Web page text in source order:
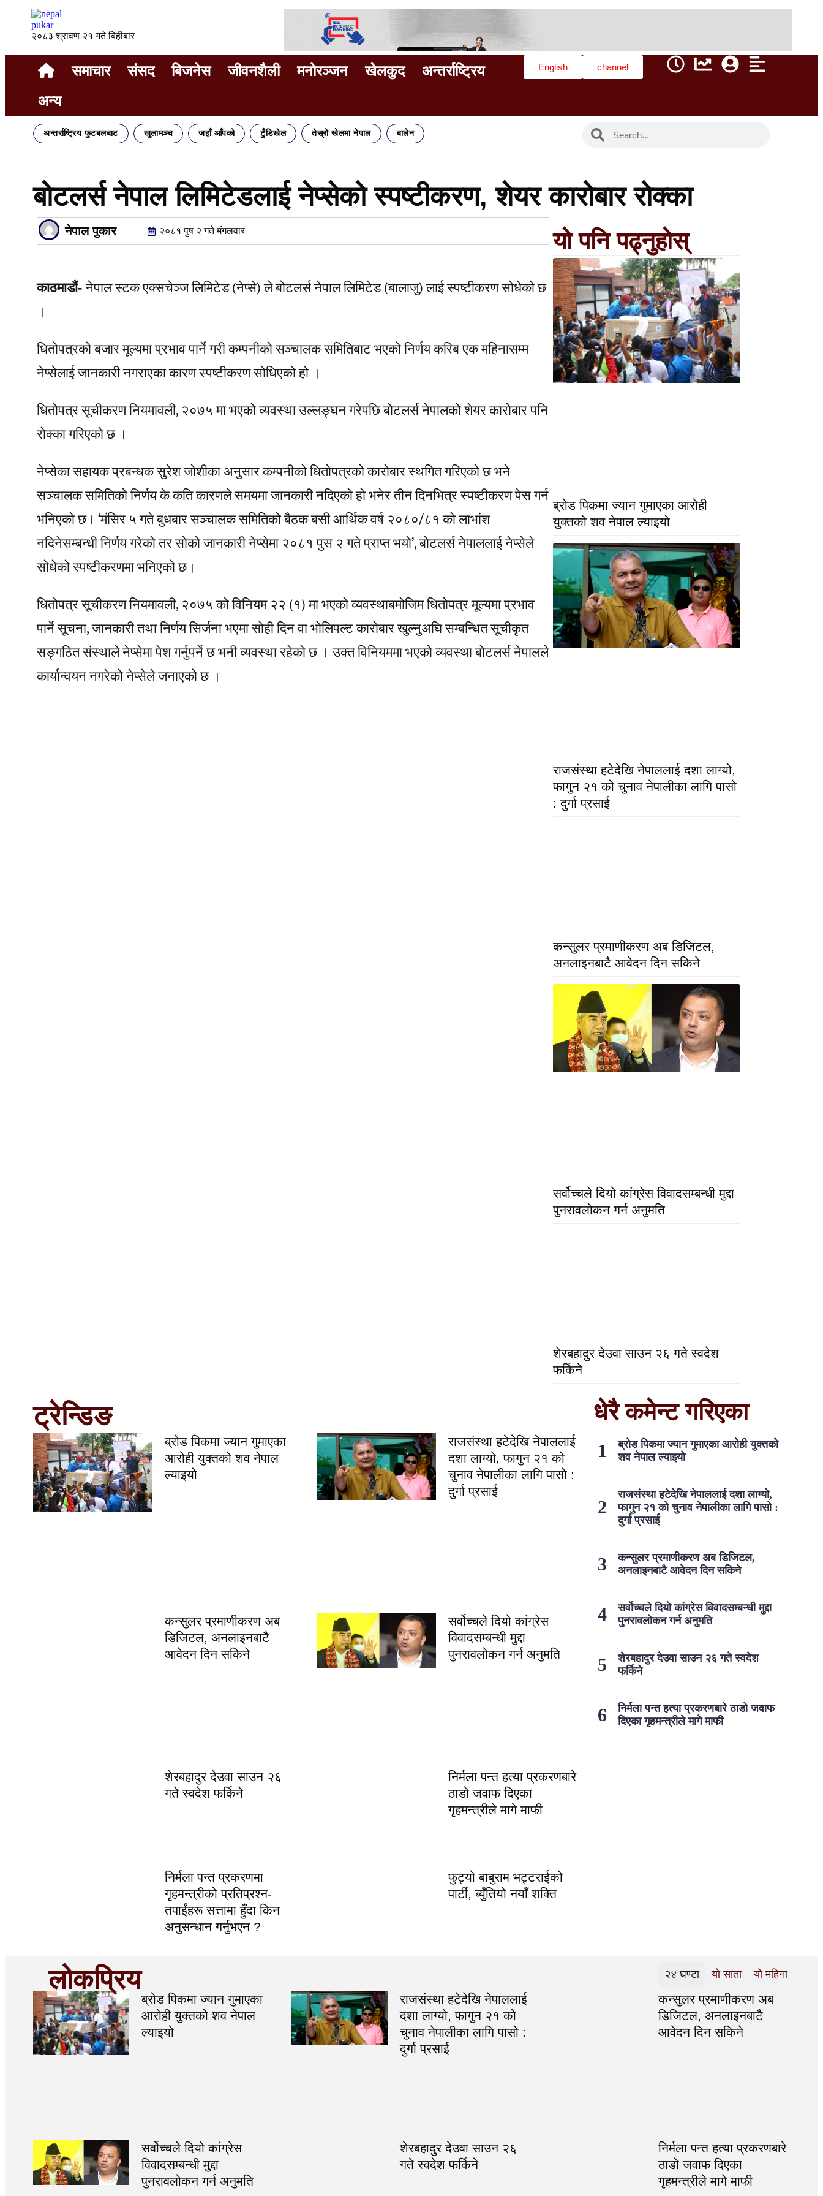
२०८३ श्रावण २१ गते बिहीबार
समाचार संसद बिजनेस जीवनशैली मनोरञ्जन खेलकुद
अन्तर्राष्ट्रिय
अन्य
English channel
अन्तर्राष्ट्रिय फुटबलबाट खुलामञ्च जहाँ आँपको टुँडिखेल तेस्रो खेलमा नेपाल बालेन
बोटलर्स नेपाल लिमिटेडलाई नेप्सेको स्पष्टीकरण, शेयर कारोबार रोक्का
नेपाल पुकार २०८१ पुष २ गते मंगलवार
काठमाडौं-नेपाल स्टक एक्सचेञ्ज लिमिटेड (नेप्से) ले बोटलर्स नेपाल लिमिटेड (बालाजु) लाई स्पष्टीकरण सोधेको छ
।
धितोपत्रको बजार मूल्यमा प्रभाव पार्ने गरी कम्पनीको सञ्चालक समितिबाट भएको निर्णय करिब एक महिनासम्म
नेप्सेलाई जानकारी नगराएका कारण स्पष्टीकरण सोधिएको हो ।
धितोपत्र सूचीकरण नियमावली, २०७५ मा भएको व्यवस्था उल्लङ्घन गरेपछि बोटलर्स नेपालको शेयर कारोबार पनि
रोक्का गरिएको छ ।
नेप्सेका सहायक प्रबन्धक सुरेश जोशीका अनुसार कम्पनीको धितोपत्रको कारोबार स्थगित गरिएको छ भने
सञ्चालक समितिको निर्णय के कति कारणले समयमा जानकारी नदिएको हो भनेर तीन दिनभित्र स्पष्टीकरण पेस गर्न
भनिएको छ। ‘मंसिर ५ गते बुधबार सञ्चालक समितिको बैठक बसी आर्थिक वर्ष २०८०/८१ को लाभांश
नदिनेसम्बन्धी निर्णय गरेको तर सोको जानकारी नेप्सेमा २०८१ पुस २ गते प्राप्त भयो’, बोटलर्स नेपाललाई नेप्सेले
सोधेको स्पष्टीकरणमा भनिएको छ।
धितोपत्र सूचीकरण नियमावली, २०७५ को विनियम २२ (१) मा भएको व्यवस्थाबमोजिम धितोपत्र मूल्यमा प्रभाव
पार्ने सूचना, जानकारी तथा निर्णय सिर्जना भएमा सोही दिन वा भोलिपल्ट कारोबार खुल्नुअघि सम्बन्धित सूचीकृत
सङ्गठित संस्थाले नेप्सेमा पेश गर्नुपर्ने छ भनी व्यवस्था रहेको छ । उक्त विनियममा भएको व्यवस्था बोटलर्स नेपालले
कार्यान्वयन नगरेको नेप्सेले जनाएको छ ।
यो पनि पढ्नुहोस्
ब्रोड पिकमा ज्यान गुमाएका आरोही
युक्तको शव नेपाल ल्याइयो
राजसंस्था हटेदेखि नेपाललाई दशा लाग्यो,
फागुन २१ को चुनाव नेपालीका लागि पासो
: दुर्गा प्रसाई
कन्सुलर प्रमाणीकरण अब डिजिटल,
अनलाइनबाटै आवेदन दिन सकिने
सर्वोच्चले दियो कांग्रेस विवादसम्बन्धी मुद्दा
पुनरावलोकन गर्न अनुमति
शेरबहादुर देउवा साउन २६ गते स्वदेश
फर्किने
ट्रेन्डिङ
ब्रोड पिकमा ज्यान गुमाएका
आरोही युक्तको शव नेपाल
ल्याइयो
राजसंस्था हटेदेखि नेपाललाई
दशा लाग्यो, फागुन २१ को
चुनाव नेपालीका लागि पासो :
दुर्गा प्रसाई
कन्सुलर प्रमाणीकरण अब
डिजिटल, अनलाइनबाटै
आवेदन दिन सकिने
सर्वोच्चले दियो कांग्रेस
विवादसम्बन्धी मुद्दा
पुनरावलोकन गर्न अनुमति
शेरबहादुर देउवा साउन २६
गते स्वदेश फर्किने
निर्मला पन्त हत्या प्रकरणबारे
ठाडो जवाफ दिएका
गृहमन्त्रीले मागे माफी
निर्मला पन्त प्रकरणमा
गृहमन्त्रीको प्रतिप्रश्न-
तपाईंहरू सत्तामा हुँदा किन
अनुसन्धान गर्नुभएन ?
फुट्यो बाबुराम भट्टराईको
पार्टी, ब्युँतियो नयाँ शक्ति
धेरै कमेन्ट गरिएका
ब्रोड पिकमा ज्यान गुमाएका आरोही युक्तको
शव नेपाल ल्याइयो
राजसंस्था हटेदेखि नेपाललाई दशा लाग्यो,
फागुन २१ को चुनाव नेपालीका लागि पासो :
दुर्गा प्रसाई
कन्सुलर प्रमाणीकरण अब डिजिटल,
अनलाइनबाटै आवेदन दिन सकिने
सर्वोच्चले दियो कांग्रेस विवादसम्बन्धी मुद्दा
पुनरावलोकन गर्न अनुमति
शेरबहादुर देउवा साउन २६ गते स्वदेश
फर्किने
निर्मला पन्त हत्या प्रकरणबारे ठाडो जवाफ
दिएका गृहमन्त्रीले मागे माफी
लोकप्रिय २४ घण्टा यो साता यो महिना
ब्रोड पिकमा ज्यान गुमाएका
आरोही युक्तको शव नेपाल
ल्याइयो
राजसंस्था हटेदेखि नेपाललाई
दशा लाग्यो, फागुन २१ को
चुनाव नेपालीका लागि पासो :
दुर्गा प्रसाई
कन्सुलर प्रमाणीकरण अब
डिजिटल, अनलाइनबाटै
आवेदन दिन सकिने
सर्वोच्चले दियो कांग्रेस
विवादसम्बन्धी मुद्दा
पुनरावलोकन गर्न अनुमति
शेरबहादुर देउवा साउन २६
गते स्वदेश फर्किने
निर्मला पन्त हत्या प्रकरणबारे
ठाडो जवाफ दिएका
गृहमन्त्रीले मागे माफी